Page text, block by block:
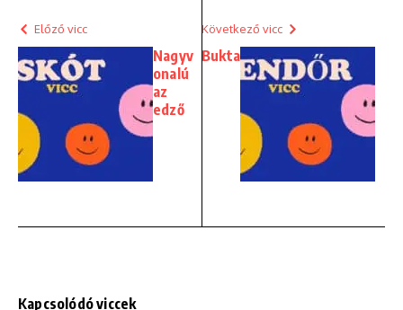
Előző vicc
Nagyv
onalú
az
edző
Következő vicc
Bukta
Kapcsolódó viccek